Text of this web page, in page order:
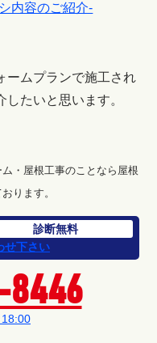
内容のご紹介-
ームプランで施工され
たいと思います。
・屋根工事のことなら屋根
ります。
診断無料
せ下さい
8446